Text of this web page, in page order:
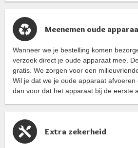
Meenemen oude
Wanneer we je bestelling komen
verzoek direct je oude apparaat mee.
gratis. We zorgen voor een
Wil je dat we je oude apparaat
dan voor dat het apparaat bij de eerste
Extra zekerheid